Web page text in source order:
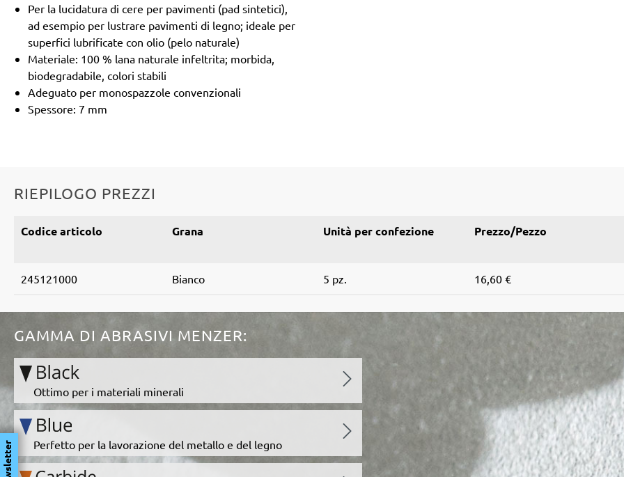
Per la lucidatura di cere per pavimenti (pad sintetici),
ad esempio per lustrare pavimenti di legno; ideale per
superfici lubrificate con olio (pelo naturale)
Materiale: 100 % lana naturale infeltrita; morbida,
biodegradabile, colori stabili
Adeguato per monospazzole convenzionali
Spessore: 7 mm
RIEPILOGO PREZZI
Codice articolo Grana Unità per confezione Prezzo/Pezzo
245121000 Bianco 5 pz. 16,60 €
GAMMA DI ABRASIVI MENZER:
Ottimo per i materiali minerali
Perfetto per la lavorazione del metallo e del legno
Newsletter